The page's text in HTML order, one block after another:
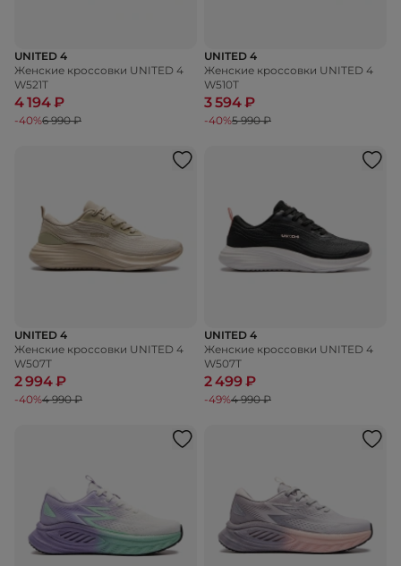
UNITED 4
Женские кроссовки UNITED 4
W521T
4 194 ₽
-40%6 990 ₽
UNITED 4
Женские кроссовки UNITED 4
W510T
3 594 ₽
-40%5 990 ₽
UNITED 4
Женские кроссовки UNITED 4
W507T
2 994 ₽
-40%4 990 ₽
UNITED 4
Женские кроссовки UNITED 4
W507T
2 499 ₽
-49%4 990 ₽